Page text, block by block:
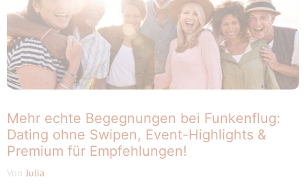
Mehr echte Begegnungen bei Funkenflug:
Dating ohne Swipen, Event-Highlights &
Premium für Empfehlungen!
Von Julia